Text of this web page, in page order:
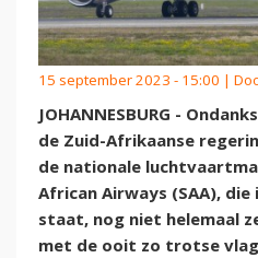
15 september 2023 - 15:00 |
JOHANNESBURG -
de Zuid-Afrikaanse
de nationale
African Airways (SAA), die
staat, nog niet helemaal
met de ooit zo trotse